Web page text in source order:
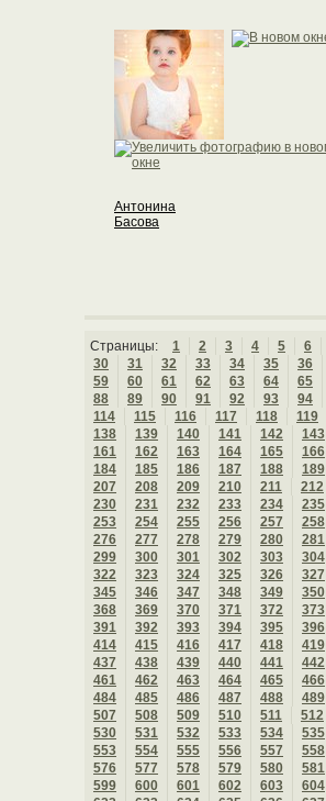
Антонина
Басова
Страницы: 1 2 3 4 5 6
30
31 32 33 34 35 36
59
60 61 62 63 64 65
88
89 90 91 92 93 94
114
115 116 117 118 119
138
139 140 141 142 143
161
162 163 164 165 166
184
185 186 187 188 189
207
208 209 210 211 212
230
231 232 233 234 235
253
254 255 256 257 258
276
277 278 279 280 281
299
300 301 302 303 304
322
323 324 325 326 327
345
346 347 348 349 350
368
369 370 371 372 373
391
392 393 394 395 396
414
415 416 417 418 419
437
438 439 440 441 442
461
462 463 464 465 466
484
485 486 487 488 489
507
508 509 510 511 512
530
531 532 533 534 535
553
554 555 556 557 558
576
577 578 579 580 581
599
600 601 602 603 604